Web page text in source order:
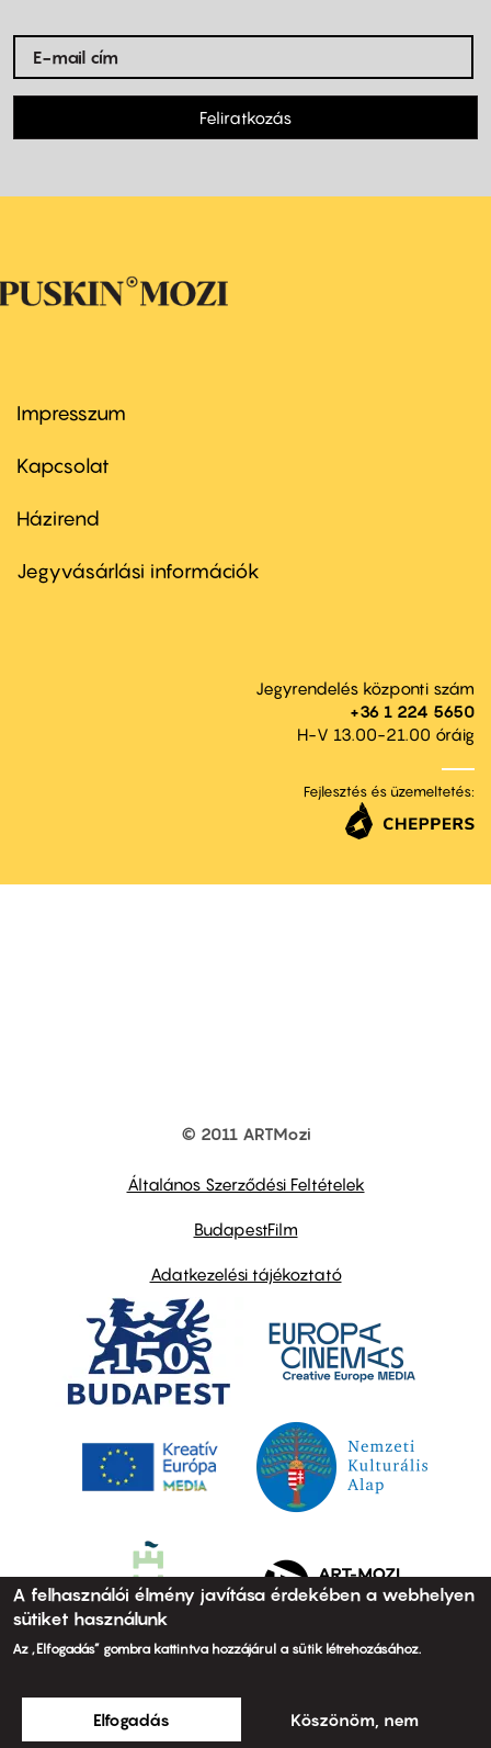
Feliratkozás
Footer
first
Impresszum
Kapcsolat
Footer
second
Házirend
Jegyvásárlási információk
Jegyrendelés központi szám
+36 1 224 5650
H-V 13.00-21.00 óráig
Fejlesztés és üzemeltetés:
© 2011 ARTMozi
Általános Szerződési Feltételek
BudapestFilm
Adatkezelési tájékoztató
A felhasználói élmény javítása érdekében a webhelyen
sütiket használunk
Az „Elfogadás” gombra kattintva hozzájárul a sütik létrehozásához.
Elfogadás Köszönöm, nem